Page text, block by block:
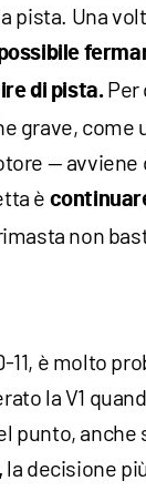
pista. Una
di pista.Per
grave, come
— avviene
è
non
11, è molto
la V1
punto, anche
la decisione